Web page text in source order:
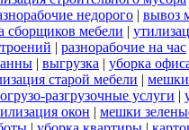
недорого | вывоз
сборщиков мебели |
| разнорабочие на час
| выгрузка | уборка
старой мебели |
разгрузочные услуги |
окон | мешки